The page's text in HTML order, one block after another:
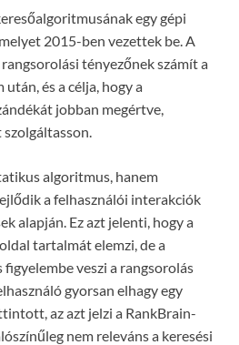
egy gépi
2015-ben vezettek be. A
tényezőnek számít a
után, és a célja, hogy a
jobban megértve,
algoritmus, hanem
a felhasználói interakciók
alapján. Ez azt jelenti, hogy a
tartalmát elemzi, de a
veszi a rangsorolás
gyorsan elhagy egy
az azt jelzi a RankBrain-
nem releváns a keresési